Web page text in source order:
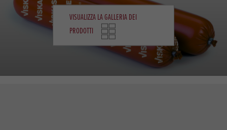
VISUALIZZA LA GALLERIA DEI
PRODOTTI